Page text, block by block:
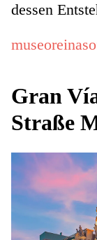
dessen
Gran
Straße